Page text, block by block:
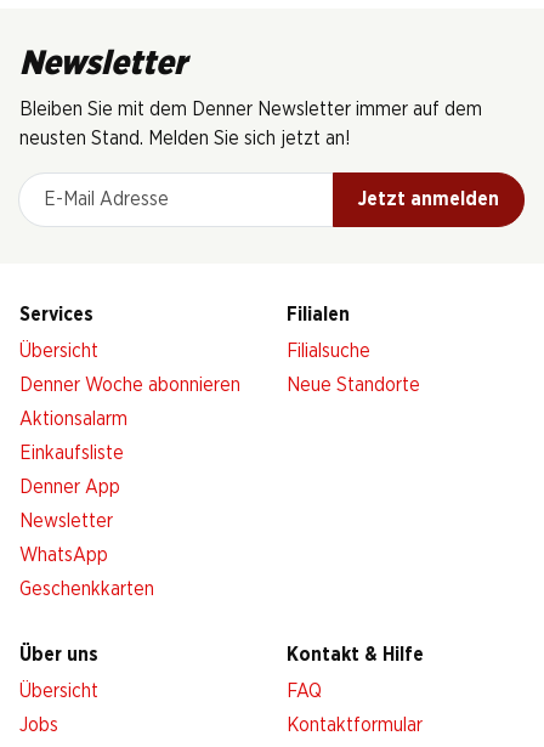
Newsletter
Bleiben Sie mit dem Denner Newsletter immer auf dem
neusten Stand. Melden Sie sich jetzt an!
E-Mail Adresse
Jetzt anmelden
Services
Übersicht
Denner Woche abonnieren
Aktionsalarm
Einkaufsliste
Denner App
Newsletter
WhatsApp
Geschenkkarten
Filialen
Filialsuche
Neue Standorte
Über uns
Übersicht
Jobs
Kontakt & Hilfe
FAQ
Kontaktformular